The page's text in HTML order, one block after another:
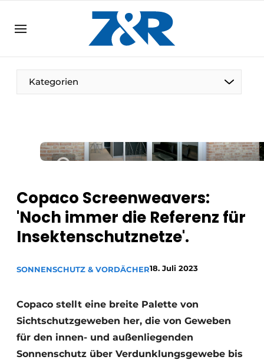
DE EN
DE
Kategorien
Copaco Screenweavers:
'Noch immer die Referenz für
Insektenschutznetze'.
SONNENSCHUTZ & VORDÄCHER18. Juli 2023
Copaco stellt eine breite Palette von
Sichtschutzgeweben her, die von Geweben
für den innen- und außenliegenden
Sonnenschutz über Verdunklungsgewebe bis